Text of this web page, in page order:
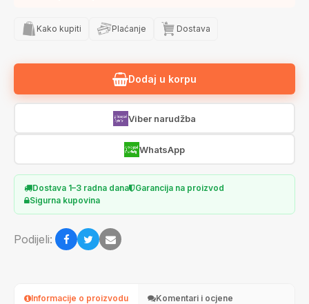
Kako kupiti Plaćanje Dostava
Dodaj u korpu
Viber narudžba
WhatsApp
Dostava 1–3 radna dana
Garancija na proizvod
Sigurna kupovina
Podijeli:
Informacije o proizvodu Komentari i ocjene